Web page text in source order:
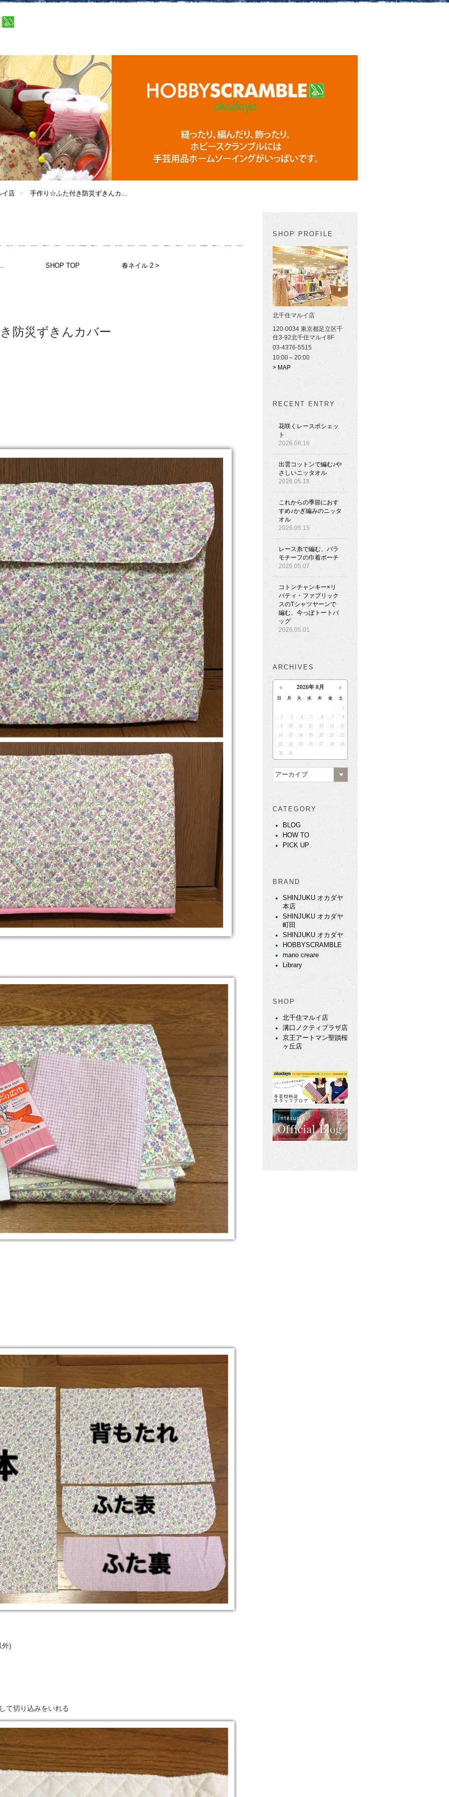
イ店 手作り☆ふた付き防災ずきんカ...
SHOP TOP 春ネイル 2 >
防災ずきんカバー
外)
て切り込みをいれる
SHOP PROFILE
北千住マルイ店
120-0034 東京都足立区千
住3-92北千住マルイ8F
03-4376-5515
10:00～20:00
> MAP
RECENT ENTRY
花咲くレースポシェッ
ト
2026.06.16
出雲コットンで編む♪や
さしいニッタオル
2026.05.18
これからの季節におす
すめ♪かぎ編みのニッタ
オル
2026.05.15
レース糸で編む、バラ
モチーフの巾着ポーチ
2026.05.07
コトンチャンキー×リ
バティ・ファブリック
スのTシャツヤーンで
編む、今っぽトートバ
ッグ
2026.05.01
ARCHIVES
2026年 8月
日 月 火 水 木 金
土
2
3 4 5 6 7
8
9
10 12 13 14
15
16
17 18 19 20 21
22
23
24 25 26 27 28
29
30
31
アーカイブ
CATEGORY
BLOG
HOW TO
PICK UP
BRAND
SHINJUKU オカダヤ
本店
SHINJUKU オカダヤ
町田
SHINJUKU オカダヤ
HOBBYSCRAMBLE
mano creare
Library
SHOP
北千住マルイ店
溝口ノクティプラザ店
京王アートマン聖蹟桜
ヶ丘店